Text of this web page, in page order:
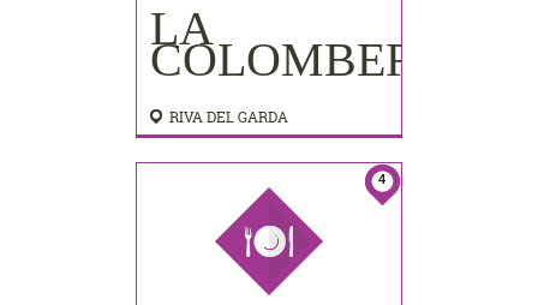
LA
COLOMBERA
RIVA DEL GARDA
4